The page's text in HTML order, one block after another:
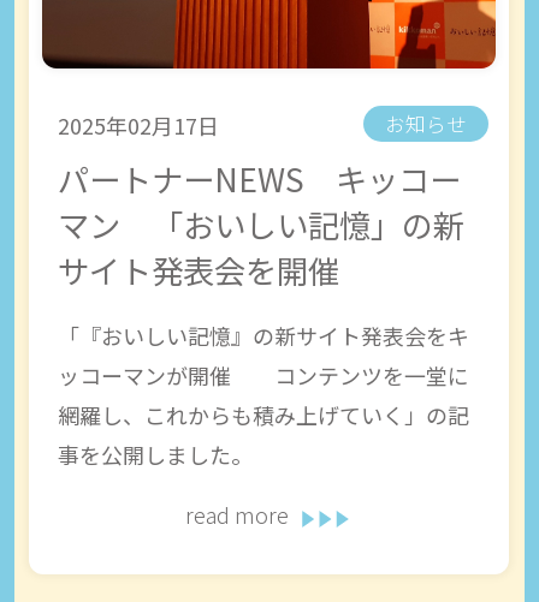
2025年02月17日 お知らせ
パートナーNEWS キッコー
マン 「おいしい記憶」の新
サイト発表会を開催
「『おいしい記憶』の新サイト発表会をキ
ッコーマンが開催 コンテンツを一堂に
網羅し、これからも積み上げていく」の記
事を公開しました。
read more